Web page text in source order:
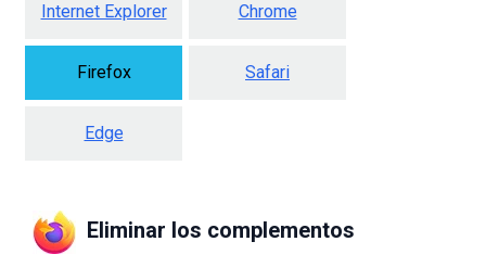
Internet Explorer Chrome
Firefox Safari
Edge
Eliminar los complementos